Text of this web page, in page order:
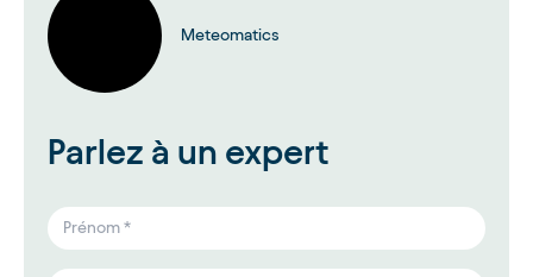
Meteomatics
Parlez à un expert